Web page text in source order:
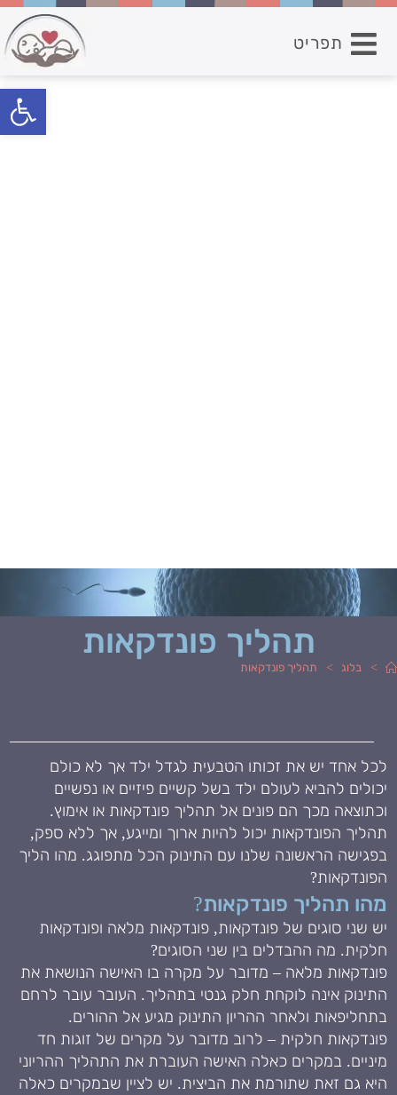
תפריט
תהליך פונדקאות
> בלוג > תהליך פונדקאות
לכל אחד יש את זכותו הטבעית לגדל ילד אך לא כולם
יכולים להביא לעולם ילד בשל קשיים פיזיים או נפשיים
וכתוצאה מכך הם פונים אל תהליך פונדקאות או אימוץ.
תהליך הפונדקאות יכול להיות ארוך ומייגע, אך ללא ספק,
בפגישה הראשונה שלנו עם התינוק הכל מתפוגג. מהו הליך
הפונדקאות?
מהו תהליך פונדקאות?
יש שני סוגים של פונדקאות, פונדקאות מלאה ופונדקאות
חלקית. מה ההבדלים בין שני הסוגים?
פונדקאות מלאה – מדובר על מקרה בו האישה הנושאת את
התינוק אינה לוקחת חלק גנטי בתהליך. העובר עובר לרחם
בתחליפאות ולאחר ההריון התינוק מגיע אל ההורים.
פונדקאות חלקית – לרוב מדובר על מקרים של זוגות חד
מיניים. במקרים כאלה האישה העוברת את התהליך ההריוני
היא גם זאת שתורמת את הביצית. יש לציין שבמקרים כאלה
פתח סרגל נגישות